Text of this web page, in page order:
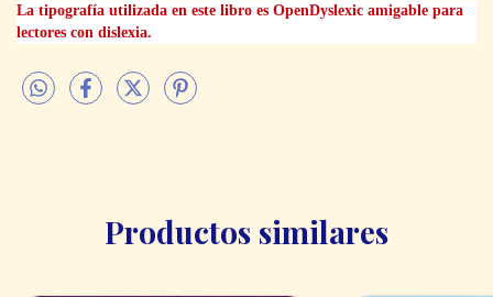
La tipografía utilizada en este libro es OpenDyslexic amigable para
lectores con dislexia.
Productos similares